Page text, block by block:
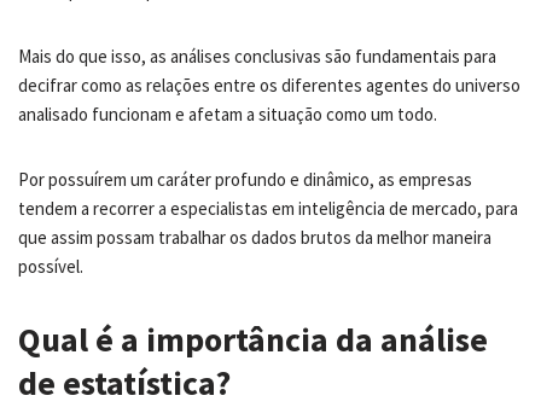
Mais do que isso, as análises conclusivas são fundamentais para
decifrar como as relações entre os diferentes agentes do universo
analisado funcionam e afetam a situação como um todo.
Por possuírem um caráter profundo e dinâmico, as empresas
tendem a recorrer a especialistas em inteligência de mercado, para
que assim possam trabalhar os dados brutos da melhor maneira
possível.
Qual é a importância da análise
de estatística?